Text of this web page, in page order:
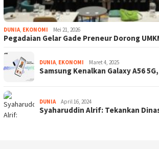
DUNIA, EKONOMI Mei 21, 2026
Pegadaian Gelar Gade Preneur Dorong
DUNIA, EKONOMI Maret 4, 2025
Samsung Kenalkan Galaxy A56
DUNIA April 16, 2024
Syaharuddin Alrif: Tekankan